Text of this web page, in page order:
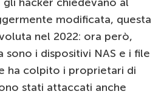
modificata, questa
nel 2022: ora però,
i dispositivi NAS e i file
ha colpito i proprietari di
stati attaccati anche